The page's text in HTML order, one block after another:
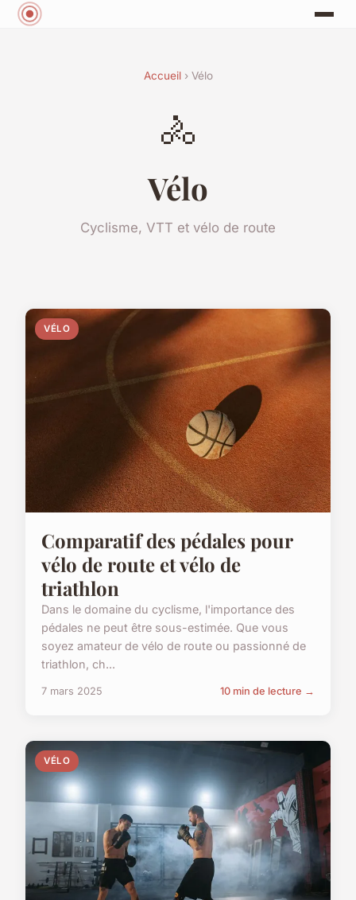
Accueil› Vélo
🚴
Vélo
Cyclisme, VTT et vélo de route
VÉLO
Comparatif des pédales pour
vélo de route et vélo de
triathlon
Dans le domaine du cyclisme, l'importance des
pédales ne peut être sous-estimée. Que vous
soyez amateur de vélo de route ou passionné de
triathlon, ch...
7 mars 2025 10 min de lecture →
VÉLO